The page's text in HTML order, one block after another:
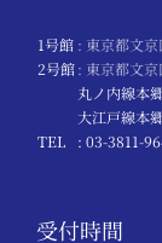
1号館 : 東京都文
2号館: 東京都文
丸ノ内線本
大江戸線本
TEL
: 03-3811-
受付時間